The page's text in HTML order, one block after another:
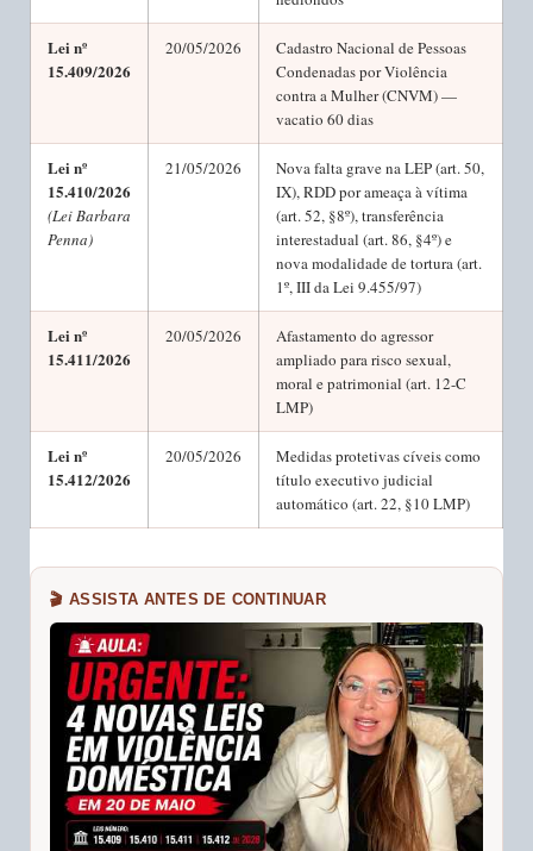
Lei nº
15.409/2026
20/05/2026
Cadastro Nacional de Pessoas
Condenadas por Violência
contra a Mulher (CNVM) —
vacatio 60 dias
Lei nº
15.410/2026
(Lei Barbara
Penna)
21/05/2026
Nova falta grave na LEP (art. 50,
IX), RDD por ameaça à vítima
(art. 52, §8º), transferência
interestadual (art. 86, §4º) e
nova modalidade de tortura (art.
1º, III da Lei 9.455/97)
Lei nº
15.411/2026
20/05/2026
Afastamento do agressor
ampliado para risco sexual,
moral e patrimonial (art. 12-C
LMP)
Lei nº
15.412/2026
20/05/2026
Medidas protetivas cíveis como
título executivo judicial
automático (art. 22, §10 LMP)
🎬 ASSISTA ANTES DE CONTINUAR